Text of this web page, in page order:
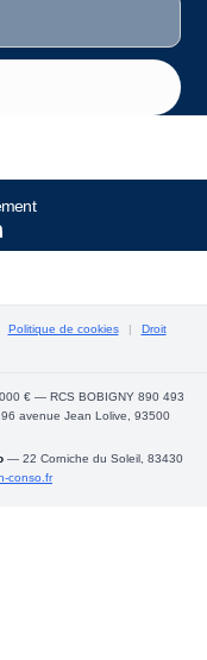
Politique de cookies |
Droit
€ — RCS BOBIGNY 890 493
avenue Jean Lolive, 93500
— 22 Corniche du Soleil, 83430
conso.fr